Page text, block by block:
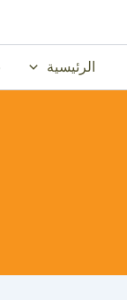
الرئيسية